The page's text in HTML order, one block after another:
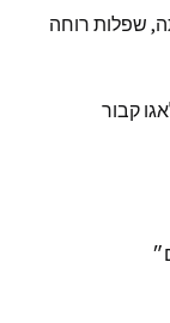
, שפלות רוחה
קבור